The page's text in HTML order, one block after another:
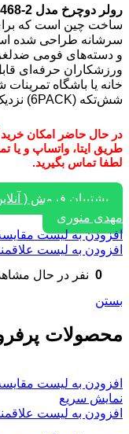
رولر دوچرخ مدل 2-468
ساخت چین است که
سرشانه طراحی شده
و دسته‌های فومی
ورزشکاران حرفه‌ای
خانه یا باشگاه
شش‌تکه (6PACK) نزدیک‌تر شوید.
در حال حاضر امکان خرید
لطفا تماس بگیرید.
پشتیبان فروش (
مهدی منوری
افزودن به لیست
افزودن به لیست
0 نفر در حال
بستن
محصولات
افزودن به لیست
نمایش سریع
افزودن به لیست